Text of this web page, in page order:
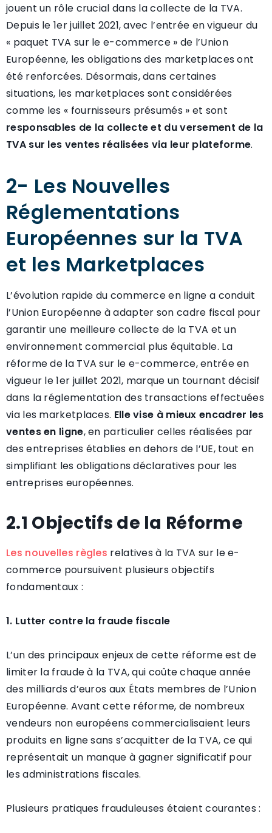
jouent un rôle crucial dans la collecte de la TVA.
Depuis le 1er juillet 2021, avec l’entrée en vigueur du
« paquet TVA sur le e-commerce » de l’Union
Européenne, les obligations des marketplaces ont
été renforcées. Désormais, dans certaines
situations, les marketplaces sont considérées
comme les « fournisseurs présumés » et sont
responsables de la collecte et du versement de la
TVA sur les ventes réalisées via leur plateforme.
2- Les Nouvelles
Réglementations
Européennes sur la TVA
et les Marketplaces
L’évolution rapide du commerce en ligne a conduit
l’Union Européenne à adapter son cadre fiscal pour
garantir une meilleure collecte de la TVA et un
environnement commercial plus équitable. La
réforme de la TVA sur le e-commerce, entrée en
vigueur le 1er juillet 2021, marque un tournant décisif
dans la réglementation des transactions effectuées
via les marketplaces. Elle vise à mieux encadrer les
ventes en ligne, en particulier celles réalisées par
des entreprises établies en dehors de l’UE, tout en
simplifiant les obligations déclaratives pour les
entreprises européennes.
2.1 Objectifs de la Réforme
Les nouvelles règles relatives à la TVA sur le e-
commerce poursuivent plusieurs objectifs
fondamentaux :
1. Lutter contre la fraude fiscale
L’un des principaux enjeux de cette réforme est de
limiter la fraude à la TVA, qui coûte chaque année
des milliards d’euros aux États membres de l’Union
Européenne. Avant cette réforme, de nombreux
vendeurs non européens commercialisaient leurs
produits en ligne sans s’acquitter de la TVA, ce qui
représentait un manque à gagner significatif pour
les administrations fiscales.
Plusieurs pratiques frauduleuses étaient courantes :